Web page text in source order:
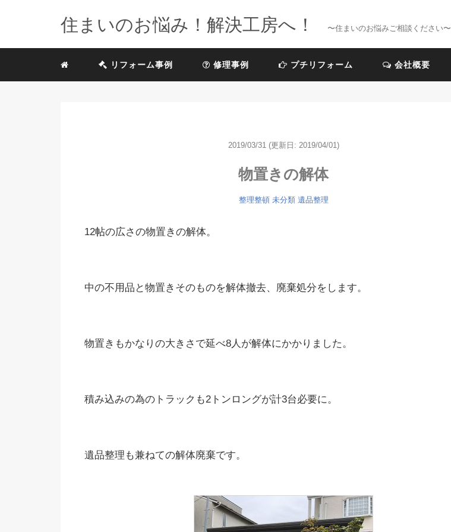
住まいのお悩み！解決工房へ！ 〜住まいのお悩みご相談ください〜
リフォーム事例 修理事例 プチリフォーム 会社概要
2019/03/31 (更新日: 2019/04/01)
物置きの解体
整理整頓 未分類 遺品整理
12帖の広さの物置きの解体。
中の不用品と物置きそのものを解体撤去、廃棄処分をします。
物置きもかなりの大きさで延べ8人が解体にかかりました。
積み込みの為のトラックも2トンロングが計3台必要に。
遺品整理も兼ねての解体廃棄です。